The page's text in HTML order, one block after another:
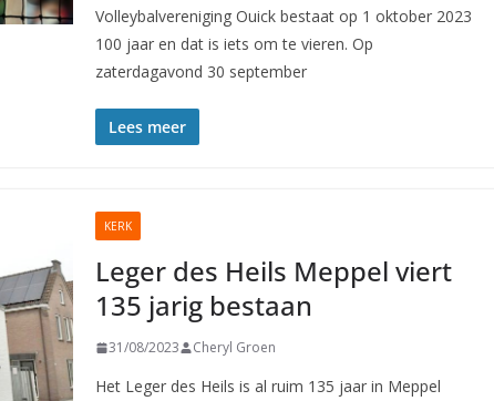
Volleybalvereniging Ouick bestaat op 1 oktober 2023
100 jaar en dat is iets om te vieren. Op
zaterdagavond 30 september
Lees meer
KERK
Leger des Heils Meppel viert
135 jarig bestaan
31/08/2023 Cheryl Groen
Het Leger des Heils is al ruim 135 jaar in Meppel